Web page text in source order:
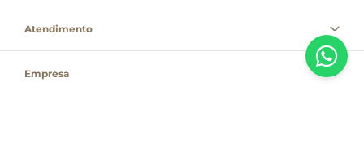
Atendimento
Empresa